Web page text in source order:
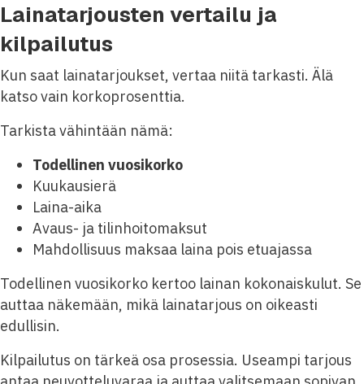
Lainatarjousten vertailu ja
kilpailutus
Kun saat lainatarjoukset, vertaa niitä tarkasti. Älä
katso vain korkoprosenttia.
Tarkista vähintään nämä:
Todellinen vuosikorko
Kuukausierä
Laina-aika
Avaus- ja tilinhoitomaksut
Mahdollisuus maksaa laina pois etuajassa
Todellinen vuosikorko kertoo lainan kokonaiskulut. Se
auttaa näkemään, mikä lainatarjous on oikeasti
edullisin.
Kilpailutus on tärkeä osa prosessia. Useampi tarjous